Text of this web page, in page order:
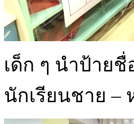
เด็ก ๆ นำป้าย
นักเรียนชาย –